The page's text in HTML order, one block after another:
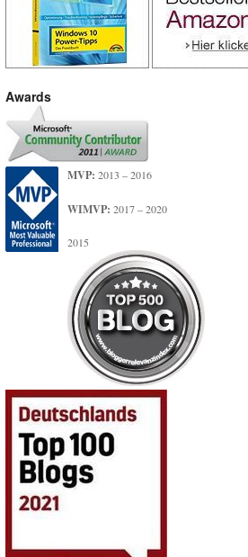
Awards
MVP: 2013 – 2016
WIMVP: 2017 – 2020
2015